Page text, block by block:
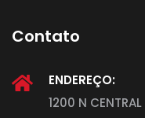
Contato
ENDEREÇO:
1200 N CENTRAL